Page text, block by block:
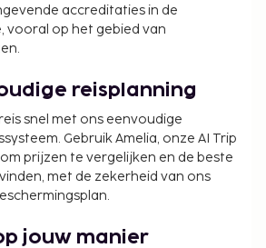
accreditaties in de
vooral op het gebied van
reisplanning
snel met ons eenvoudige
Gebruik Amelia, onze AI Trip
prijzen te vergelijken en de beste
met de zekerheid van ons
jouw manier